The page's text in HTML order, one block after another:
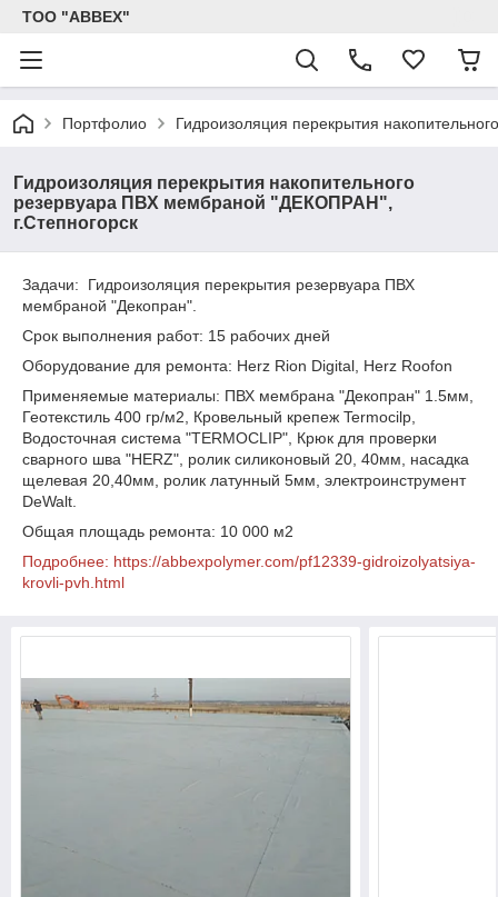
ТОО "ABBEX"
Портфолио Гидроизоляция перекрытия
Гидроизоляция перекрытия накопительного
резервуара ПВХ мембраной "ДЕКОПРАН",
г.Степногорск
Задачи: Гидроизоляция перекрытия резервуара ПВХ
мембраной "Декопран".
Срок выполнения работ: 15 рабочих дней
Оборудование для ремонта: Herz Rion Digital, Herz Roofon
Применяемые материалы: ПВХ мембрана "Декопран" 1.5мм,
Геотекстиль 400 гр/м2, Кровельный крепеж Termocilp,
Водосточная система "TERMOCLIP", Крюк для проверки
сварного шва "HERZ", ролик силиконовый 20, 40мм, насадка
щелевая 20,40мм, ролик латунный 5мм, электроинструмент
DeWalt.
Общая площадь ремонта: 10 000 м2
Подробнее: https://abbexpolymer.com/pf12339-gidroizolyatsiya-
krovli-pvh.html